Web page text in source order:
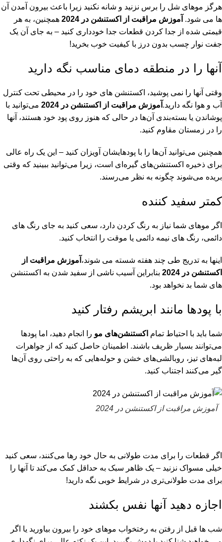
هرگز موهای شل را برس نزنید و شانه نکنید زیرا باعث بیرون آمدن آن
ها می شود. آموزش مراقبت از اکستنشن در 2024
همچنین، به هر
قیمتی شده از جدا کردن قطعات جدا خودداری کنید – به جای آن یک
جفت نوار چسب بدون درز با کیفیت خوب بخرید!
آنها را در منطقه دمای مناسب نگه دارید
وقتی آنها را نمی پوشید، اکستنشن های خود را در محیطی تحت کنترل
آب و هوا نگه دارید. آموزش مراقبت از اکستنشن در 2024
می‌توانید با
پوشاندن یا بسته‌بندی آن‌ها در حالی که هنوز روی پود خود هستند، آنها
را در زمستان مقاوم کنید.
همچنین می‌توانید آن‌ها را با پودهایشان آویزان کنید – این یک راه عالی
برای ذخیره اکستنشن‌های گیره‌ای است، زیرا می‌توانید ببینید که وقتی
بریده می‌شوند چگونه به نظر می‌رسند.
کمتر سفید کننده
اگر موهای شما نیاز به رنگ کردن دارد، سعی کنید به جای رنگ های
دائمی، رنگ های نیمه دائمی یا موقت را انتخاب کنید.
اینها به تدریج طی چند هفته شسته می شوند، آموزش مراقبت از
اکستنشن در 2024
بنابراین آسیب ناشی از سفید شدن به اکستنشن
های شما بد نخواهد بود.
با پودها مانند ابریشم رفتار کنید
شما باید با احتیاط تمام اکستنشن‌های مو را انجام دهید، اما پودها
می‌توانند بسیار ظریف باشند. اطمینان حاصل کنید که از جواهرات
لبه‌های تیز، روبالشی‌های خشن و حوله‌هایی که به راحتی روی آن‌ها
گیر می‌کنند اجتناب کنید.
آموزش مراقبت از اکستنشن در 2024
اگر قطعات را برای مدت طولانی به حال خود رها می‌کنند، سعی کنید
خیلی مسواک نزنید – یک ظاهر سبک به حداقل کمک می‌کند تا آنها را
برای مدت طولانی‌تری در شرایط خوبی نگه دارید!
اجازه دهید آنها نفس بکشند
شب ها قبل از رفتن به رختخواب موهای خود را بیرون بیاورید یا اگر